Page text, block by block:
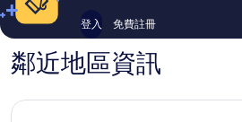
登入 免費註冊
鄰近地區資訊